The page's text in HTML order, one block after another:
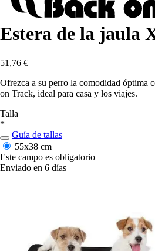
Estera de la jaula
51,76 €
Ofrezca a su perro la comodidad óptima
on Track, ideal para casa y los viajes.
Talla
*
Guía de tallas
55x38 cm
Este campo es obligatorio
Enviado en 6 días